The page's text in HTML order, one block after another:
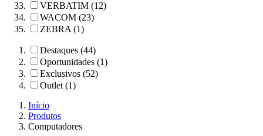
VERBATIM (12)
WACOM (23)
ZEBRA (1)
Destaques (44)
Oportunidades (1)
Exclusivos (52)
Outlet (1)
Início
Produtos
Computadores